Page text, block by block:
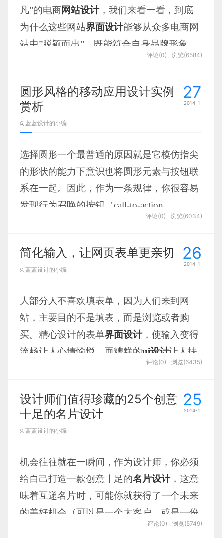
又如何鼓励员工呢。
一个企业内大大小小的团队，都是在为一个既
经理人的无能找借口。如果员工不理解目标，那就是
经理人责任没到位。员工是人，不是蒙上眼拉磨的驴
子，不能靠打骂让他前行。大到老总解释战略，小到
中层解释战术，都是需要一种解释力的。好的职业经
理人能够将愿景描绘的栩栩如生，让员工热血沸腾的
要做到好的愿景解释力，经理人需要下很多苦功夫，
包括让员工信赖自己，条理清晰、逻辑推理地讲解目
标等等。管理切忌简单粗暴，经理人宁可在愿景解释
者疑惑去执行。
一套背后一套。这多半是因为经理人缺乏一种精神感
召力。一个好的经理人，是充满人格魅力的，他的一
举一动，都会成为员工模仿的对象。他的存在，在组
照经理的作为，员工也会为自己的偷懒而羞愧。做到
这一步，经理人就不再需要总是监督员工工作了。但
极强的敬业精神，以大公无私的心态，以不偏不倚的
管理，以对事不对人的作风，以为员工谋福利的取向
再通过搭配质感的酒具，使用视觉滚动差的
表现手法来营造一个酒的氛围。
Big Bend Brewing Company
凡”的电商网站设计，我们来看一看，到底
为什么这些网站界面设计能够从众多电商网
站中”脱颖而出”，既能符合自身品牌形象，
蓝蓝设计下面收集了一些非常漂亮且实用的电商网站设计，
均有着高超的
。看来这些公司都能明白：好的设计对
于商业来说是催化剂，是一大助力。
Saturdays Surf NYC
评论(0) 浏览(6584)
27
2014-1
圆形风格的移动应用设计实例
赏析
蓝蓝设计的小编
选择圆形一个最普通的原因就是它模仿指尖
的形状的能力下意识也将圆形元素与按钮联
系在一起。因此，作为一条规律，你很容易
发现行为召唤的按钮（call-to-action
buttons）应用在环形结构后，有相当一部分
如，音乐导向的应用，或者是可视化的闹钟
以及时钟都离不开环形结构。
蓝蓝设计 本文的选例都是带有明确的圆形风
格的移动交互界面设计 ，这些界面自然地融
入了 UI设计流畅性，更多的可用性和吸引
力。
使用绚丽的相片背景来吸引用户的注意力。
紧凑的排版，醒目的圆形图案以及主体的白
色给应用增加了雅致与空间感。
评论(0) 浏览(6034)
26
2014-1
简化输入，让网页表单更亲切
蓝蓝设计的小编
大部分人不喜欢填表单，因为人们来到网
站，主要目的不是填表，而是浏览或者购
买。精心设计的表单界面设计，使输入变得
流畅让人心情愉悦，而糟糕的ui设计让人扶
表单设计 呢？页
关注的细节，其中简化输入是最近常被提及
的，在这里 蓝蓝设计
得…
1、 更高大的输入框
增加输入框高度，加粗字体，可以让网页上
的输入框看起来更容易填写和阅读。随着电
评论(0) 浏览(6435)
25
2014-1
设计师们值得珍藏的25个创意
十足的名片设计
蓝蓝设计的小编
机会往往就在一瞬间，作为设计师，你必须
给自己打造一款创意十足的名片设计，这意
味着互递名片时，可能你就获得了一个未来
的美好机会（可以是一个大客户，或是一份
羡慕已久的工作），当然，机会属于有准备
评论(0) 浏览(5749)